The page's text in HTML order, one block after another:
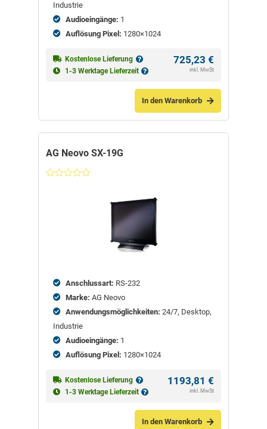
Industrie
Audioeingänge: 1
Auflösung Pixel: 1280×1024
Kostenlose Lieferung
1-3 Werktage Lieferzeit
725,23 €
inkl. MwSt
In den Warenkorb
AG Neovo SX-19G
Anschlussart: RS-232
Marke: AG Neovo
Anwendungsmöglichkeiten: 24/7, Desktop,
Industrie
Audioeingänge: 1
Auflösung Pixel: 1280×1024
Kostenlose Lieferung
1-3 Werktage Lieferzeit
1193,81 €
inkl. MwSt
In den Warenkorb